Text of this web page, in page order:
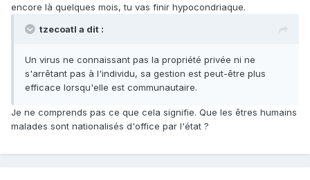
encore là quelques mois, tu vas finir hypocondriaque.
tzecoatl a dit :
Un virus ne connaissant pas la propriété privée ni ne
s'arrêtant pas à l'individu, sa gestion est peut-être plus
efficace lorsqu'elle est communautaire.
Je ne comprends pas ce que cela signifie. Que les êtres humains
malades sont nationalisés d'office par l'état ?